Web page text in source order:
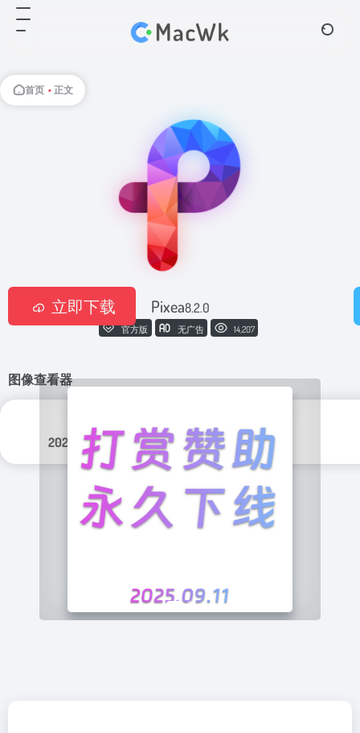
首页 • 正文
Pixea8.2.0
官方版 无广告 14,207
图像查看器
2026年 8月 6日 实用程序
立即下载